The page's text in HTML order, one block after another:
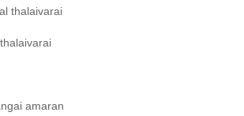
thalaivarai
amaran